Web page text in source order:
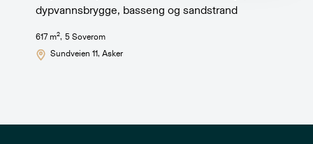
dypvannsbrygge, basseng og sandstrand
617 m2, 5Soverom
Sundveien 11, Asker